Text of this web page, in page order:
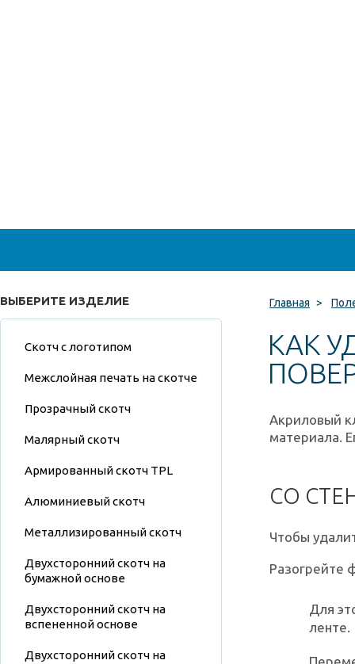
ВЫБЕРИТЕ ИЗДЕЛИЕ
Скотч с логотипом
Межслойная печать на скотче
Прозрачный скотч
Малярный скотч
Армированный скотч TPL
Алюминиевый скотч
Металлизированный скотч
Двухсторонний скотч на
бумажной основе
Двухсторонний скотч на
вспененной основе
Двухсторонний скотч на
Главная >
КАК
Акриловый
материала.
СО
Чтобы
Разогрейте
Для
ленте.